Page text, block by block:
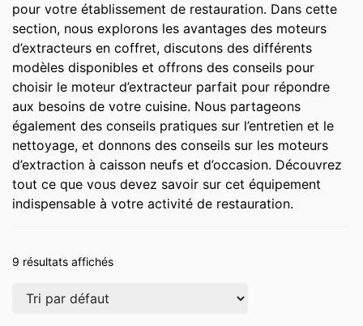
pour votre établissement de restauration. Dans cette
section, nous explorons les avantages des moteurs
d’extracteurs en coffret, discutons des différents
modèles disponibles et offrons des conseils pour
choisir le moteur d’extracteur parfait pour répondre
aux besoins de votre cuisine. Nous partageons
également des conseils pratiques sur l’entretien et le
nettoyage, et donnons des conseils sur les moteurs
d’extraction à caisson neufs et d’occasion. Découvrez
tout ce que vous devez savoir sur cet équipement
indispensable à votre activité de restauration.
9 résultats affichés